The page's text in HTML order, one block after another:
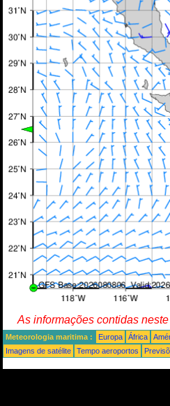
As informações contidas
Meteorologia maritima : Europa África
Imagens de satélite
Tempo aeroportos